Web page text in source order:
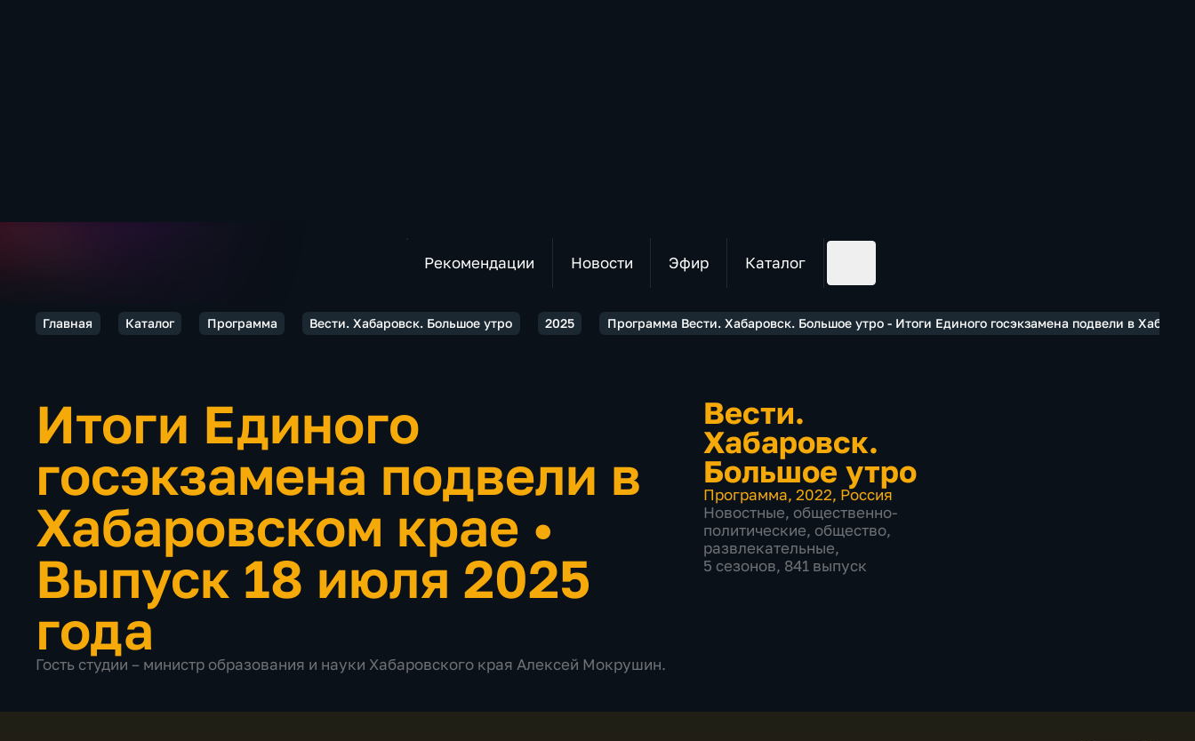
Рекомендации Новости Эфир Каталог
Главная Каталог Программа Вести. Хабаровск. Большое утро 2025 Программа Вести. Хабаровск. Большое утро - Итоги Единого госэкзамена подвели в
Итоги Единого
госэкзамена подвели в
Хабаровском крае •
Выпуск 18 июля 2025
года
Гость студии – министр образования и науки Хабаровского края Алексей Мокрушин.
Вести.
Хабаровск.
Большое утро
Программа, 2022, Россия
Новостные, общественно-
политические, общество,
развлекательные,
5 сезонов, 841 выпуск